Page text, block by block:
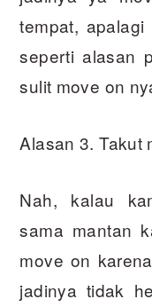
tempat,
seperti alasan
sulit move on
Alasan 3. Takut
Nah, kalau
sama mantan
move on
jadinya tidak